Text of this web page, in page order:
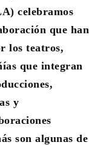
celebramos
que han
los teatros,
que integran
y
son algunas de